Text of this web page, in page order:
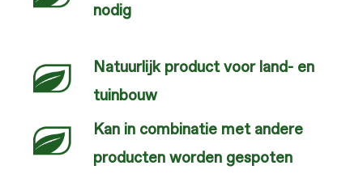
nodig
Natuurlijk product voor land- en
tuinbouw
Kan in combinatie met andere
producten worden gespoten